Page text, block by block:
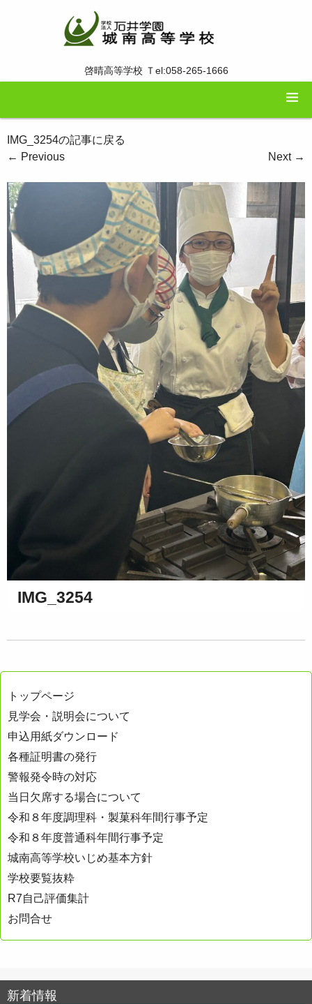
啓晴高等学校 Ｔel:058-265-1666
IMG_3254の記事に戻る
← Previous Next →
IMG_3254
トップページ
見学会・説明会について
申込用紙ダウンロード
各種証明書の発行
警報発令時の対応
当日欠席する場合について
令和８年度調理科・製菓科年間行事予定
令和８年度普通科年間行事予定
城南高等学校いじめ基本方針
学校要覧抜粋
R7自己評価集計
お問合せ
新着情報